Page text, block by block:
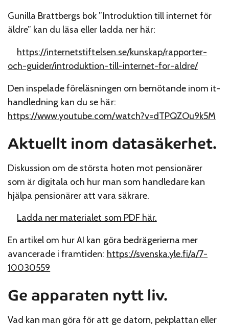
Gunilla Brattbergs bok ”Introduktion till internet för
äldre” kan du läsa eller ladda ner här:
https://internetstiftelsen.se/kunskap/rapporter-
och-guider/introduktion-till-internet-for-aldre/
Den inspelade föreläsningen om bemötande inom it-
handledning kan du se här:
https://www.youtube.com/watch?v=dTPQZOu9k5M
Aktuellt inom datasäkerhet.
Diskussion om de största hoten mot pensionärer
som är digitala och hur man som handledare kan
hjälpa pensionärer att vara säkrare.
Ladda ner materialet som PDF här.
En artikel om hur AI kan göra bedrägerierna mer
avancerade i framtiden: https://svenska.yle.fi/a/7-
10030559
Ge apparaten nytt liv.
Vad kan man göra för att ge datorn, pekplattan eller